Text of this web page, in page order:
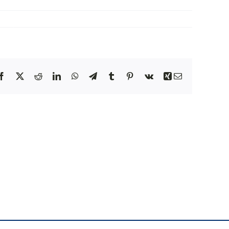
Facebook RedditLinkedInWhatsApp
TelegramTumblr Pinterest
Vk Xing Email